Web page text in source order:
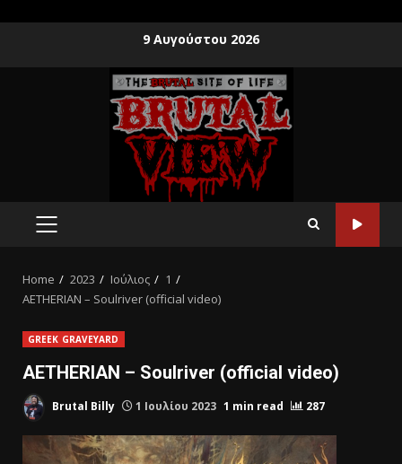
9 Αυγούστου 2026
Home 2023 Ιούλιος
1
AETHERIAN – Soulriver (official video)
GREEK GRAVEYARD
AETHERIAN – Soulriver (official video)
Brutal Billy 1 Ιουλίου 2023 1 min read 287